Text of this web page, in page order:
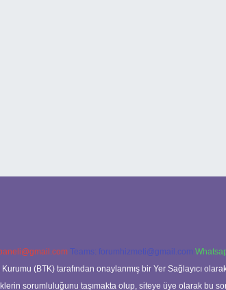
Teams: forumhizmeti@gmail.com
(BTK) tarafından onaylanmış bir Yer Sağlayıcı
sorumluluğunu taşımakta olup, siteye üye olarak bu